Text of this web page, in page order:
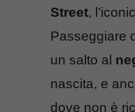
Street,
Passeggiare
un salto al
nascita, e
dove non è